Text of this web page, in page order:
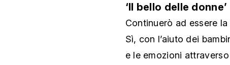
‘Il bello delle donne’
Continuerò ad essere
Sì, con l’aiuto dei
e le emozioni